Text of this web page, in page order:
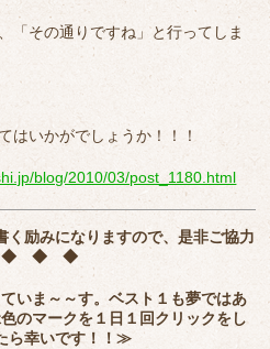
「その通りですね」と行ってしま
はいかがでしょうか！！！
blog/2010/03/post_1180.html
く励みになりますので、是非ご協力
◆ ◆ ◆
いま～～す。ベスト１も夢ではあ
のマークを１日１回クリックをし
ら幸いです！！≫